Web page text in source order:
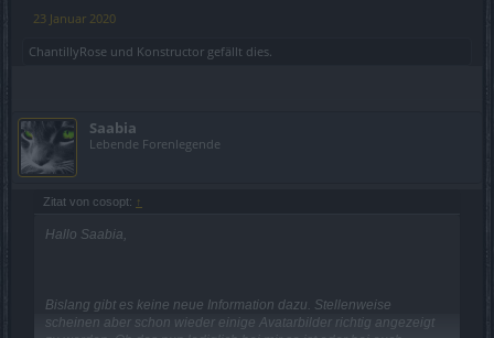
23 Januar 2020
ChantillyRose und Konstructor gefällt dies.
Saabia
Lebende Forenlegende
Zitat von cosopt: ↑
Hallo Saabia,
Bislang gibt es keine neue Information dazu. Stellenweise
scheinen aber schon wieder einige Avatarbilder richtig angezeigt